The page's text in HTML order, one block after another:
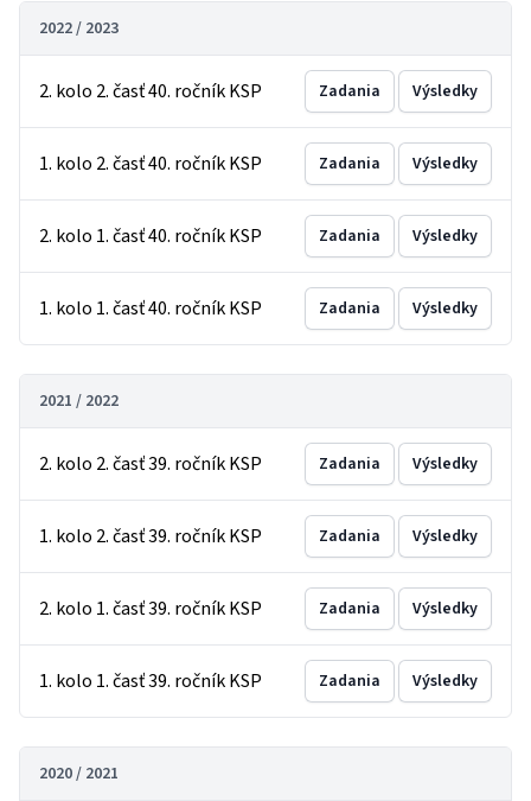
2022 / 2023
2. kolo 2. časť 40. ročník KSP Zadania Výsledky
1. kolo 2. časť 40. ročník KSP Zadania Výsledky
2. kolo 1. časť 40. ročník KSP Zadania Výsledky
1. kolo 1. časť 40. ročník KSP Zadania Výsledky
2021 / 2022
2. kolo 2. časť 39. ročník KSP Zadania Výsledky
1. kolo 2. časť 39. ročník KSP Zadania Výsledky
2. kolo 1. časť 39. ročník KSP Zadania Výsledky
1. kolo 1. časť 39. ročník KSP Zadania Výsledky
2020 / 2021